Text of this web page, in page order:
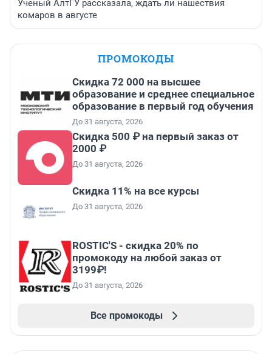
Ученый АлтГУ рассказала, ждать ли нашествия
комаров в августе
ПРОМОКОДЫ
Скидка 72 000 на высшее
образование и среднее специальное
образование в первый год обучения
До 31 августа, 2026
Скидка 500 ₽ на первый заказ от
2000 ₽
До 31 августа, 2026
Скидка 11% на все курсы
До 31 августа, 2026
ROSTIC'S - скидка 20% по
промокоду на любой заказ от
3199₽!
До 31 августа, 2026
Все промокоды